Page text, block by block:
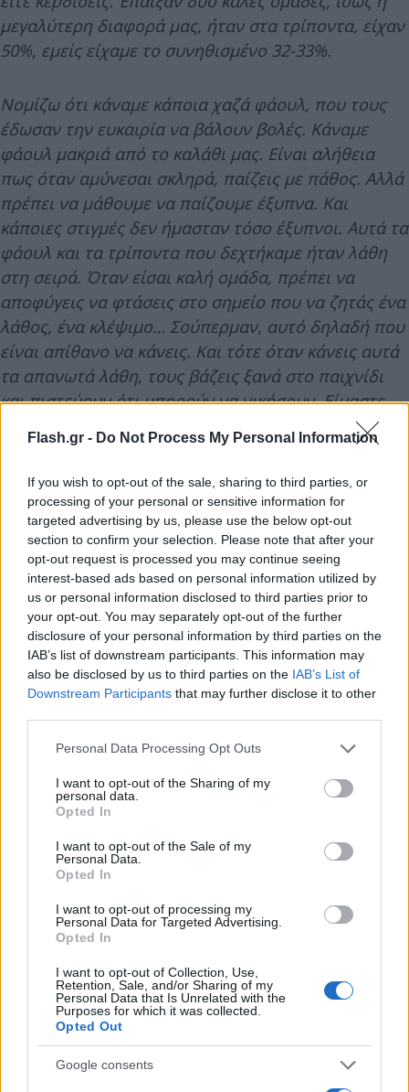
Flash.gr - Do Not Process My Personal Information
If you wish to opt-out of the sale, sharing to third parties, or
processing of your personal or sensitive information for
targeted advertising by us, please use the below opt-out
section to confirm your selection. Please note that after your
opt-out request is processed you may continue seeing
interest-based ads based on personal information utilized by
us or personal information disclosed to third parties prior to
your opt-out. You may separately opt-out of the further
disclosure of your personal information by third parties on the
IAB’s list of downstream participants. This information may
also be disclosed by us to third parties on the IAB’s List of
Downstream Participants that may further disclose it to other
Please note that this website/app uses one or more Google
not limited to your visit or usage behaviour. You may click to
grant or deny consent to Google and its third-party tags to
use your data for below specified purposes in below Google
consent section.
Personal Data Processing Opt Outs
I want to opt-out of the Sharing of my
personal data.
Opted In
I want to opt-out of the Sale of my
Personal Data.
Opted In
I want to opt-out of processing my
Personal Data for Targeted Advertising.
Opted In
I want to opt-out of Collection, Use,
Retention, Sale, and/or Sharing of my
Personal Data that Is Unrelated with the
Purposes for which it was collected.
Opted Out
Google consents
μεγαλύτερη διαφορά μας, ήταν στα τρίποντα, είχαν
50%, εμείς είχαμε το συνηθισμένο 32-33%.
Νομίζω ότι κάναμε κάποια χαζά φάουλ, που τους
έδωσαν την ευκαιρία να βάλουν βολές. Κάναμε
φάουλ μακριά από το καλάθι μας. Είναι αλήθεια
πως όταν αμύνεσαι σκληρά, παίζεις με πάθος. Αλλά
πρέπει να μάθουμε να παίζουμε έξυπνα. Και
κάποιες στιγμές δεν ήμασταν τόσο έξυπνοι. Αυτά τα
φάουλ και τα τρίποντα που δεχτήκαμε ήταν λάθη
στη σειρά. Όταν είσαι καλή ομάδα, πρέπει να
αποφύγεις να φτάσεις στο σημείο που να ζητάς ένα
λάθος, ένα κλέψιμο… Σούπερμαν, αυτό δηλαδή που
είναι απίθανο να κάνεις. Και τότε όταν κάνεις αυτά
τα απανωτά λάθη, τους βάζεις ξανά στο παιχνίδι
και πιστεύουν ότι μπορούν να νικήσουν. Είμαστε
απογοητευμένοι από το αποτέλεσμα, αλλά θα
πρέπει να βελτιωνόμαστε με τις νέες προσθήκες.
Κάποιοι ήρθαν μόλις αυτή την εβδομάδα. Ποτέ δεν
θα αποτελέσει δικαιολογία, αλλά χρειαζόμαστε
χρόνο για να παίξουμε μαζί.